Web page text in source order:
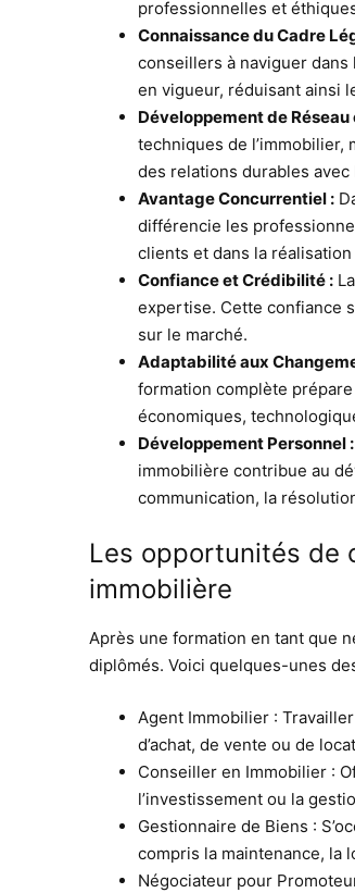
professionnelles et
Connaissance du Cadre
conseillers à naviguer
en vigueur, réduisant ainsi
Développement de
techniques de
des relations durables avec
Avantage Concurrentiel :
différencie les
clients et dans la
Confiance et Crédibilité :
expertise. Cette confiance
sur le marché.
Adaptabilité aux
formation complète
économiques,
Développement Personnel :
immobilière contribue au
communication, la
Les opportunités de
immobilière
Après une formation en tant que
diplômés. Voici quelques-unes
Agent Immobilier :
d’achat, de vente ou de
Conseiller en Immobilier :
l’investissement ou la
Gestionnaire de Biens :
compris la maintenance, la
Négociateur pour